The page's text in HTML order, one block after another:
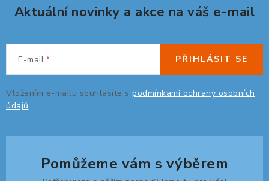
i
u
Aktuální novinky a akce na váš e-mail
E-mail
Vložením e-mailu souhlasíte s podmínkami ochrany osobních
údajů
PŘIHLÁSIT SE
Pomůžeme vám s výběrem